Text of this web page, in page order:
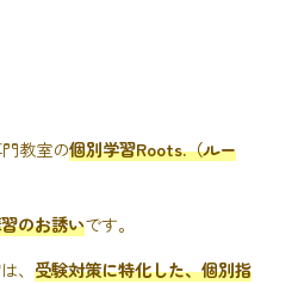
教室の個別学習Roots.（ルー
のお誘いです。
、 受験対策に特化した、個別指